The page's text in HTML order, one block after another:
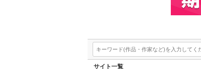
サイト一覧